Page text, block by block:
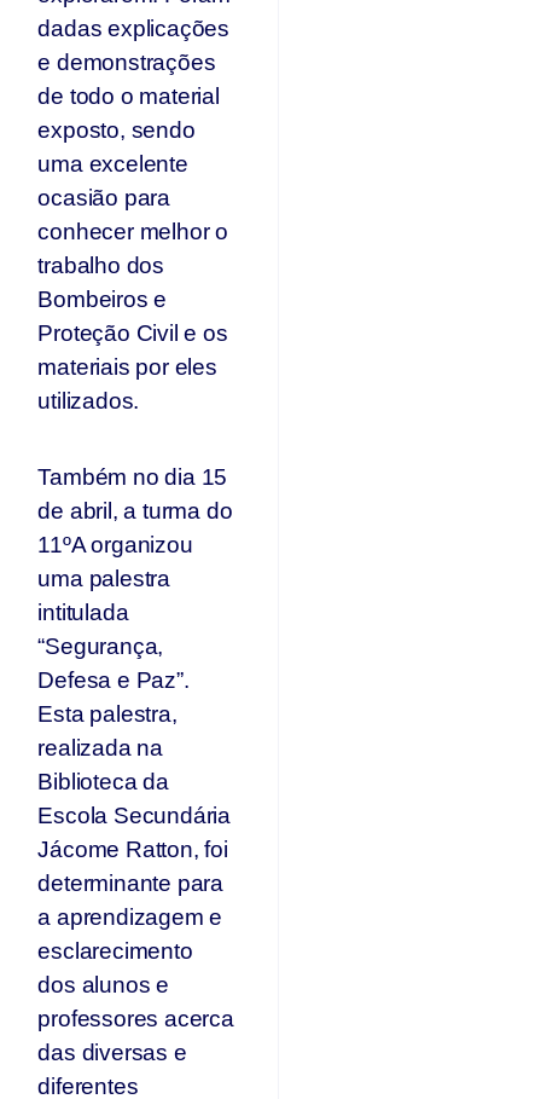
dadas explicações
e demonstrações
de todo o material
exposto, sendo
uma excelente
ocasião para
conhecer melhor o
trabalho dos
Bombeiros e
Proteção Civil e os
materiais por eles
utilizados.
Também no dia 15
de abril, a turma do
11ºA organizou
uma palestra
intitulada
“Segurança,
Defesa e Paz”.
Esta palestra,
realizada na
Biblioteca da
Escola Secundária
Jácome Ratton, foi
determinante para
a aprendizagem e
esclarecimento
dos alunos e
professores acerca
das diversas e
diferentes